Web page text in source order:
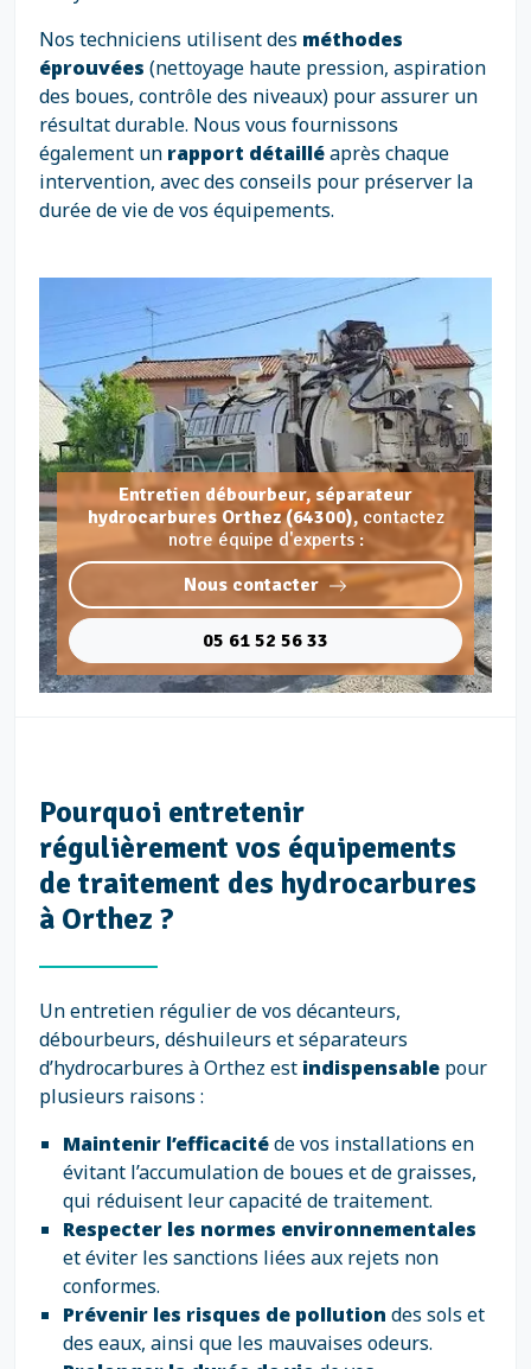
Nos techniciens utilisent des méthodes
éprouvées (nettoyage haute pression, aspiration
des boues, contrôle des niveaux) pour assurer un
résultat durable. Nous vous fournissons
également un rapport détailléaprès chaque
intervention, avec des conseils pour préserver la
durée de vie de vos équipements.
Entretien débourbeur, séparateur
hydrocarbures Orthez (64300), contactez
notre équipe d'experts :
Nous contacter
05 61 52 56 33
Pourquoi entretenir
régulièrement vos équipements
de traitement des hydrocarbures
à Orthez ?
Un entretien régulier de vos décanteurs,
débourbeurs, déshuileurs et séparateurs
d’hydrocarbures à Orthez est indispensable pour
plusieurs raisons :
Maintenir l’efficacitéde vos installations en
évitant l’accumulation de boues et de graisses,
qui réduisent leur capacité de traitement.
Respecter les normes environnementales
et éviter les sanctions liées aux rejets non
conformes.
Prévenir les risques de pollution des sols et
des eaux, ainsi que les mauvaises odeurs.